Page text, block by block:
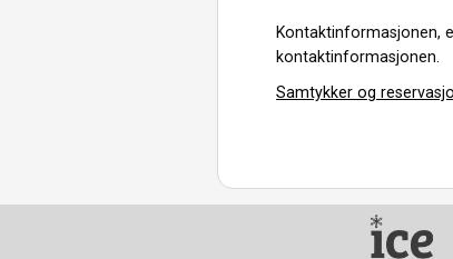
Kontaktinformasjonen,
kontaktinformasjonen.
Samtykker og